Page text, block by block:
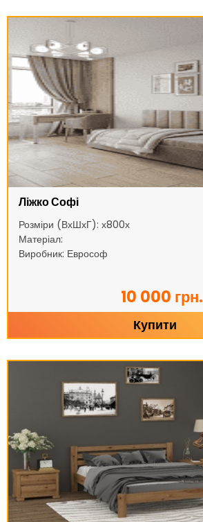
Ліжко Софі
Розміри (ВхШхГ): х800х
Матеріал:
Виробник: Еврософ
10 000 грн.
Купити